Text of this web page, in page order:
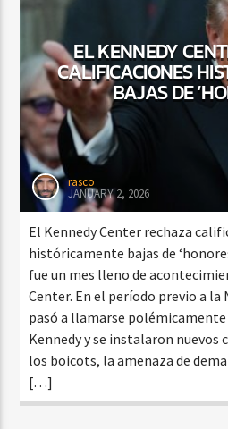
CURRENT SHOW
FIESTA DJ MIX
9:00 PM
EL KENNEDY
CALIFICACIONES
BAJAS DE
rasco
JANUARY 2, 2026
El Kennedy Center rechaza
históricamente bajas de
fue un mes lleno de
Center. En el período previo a
pasó a llamarse
Kennedy y se instalaron nuevos
los boicots, la amenaza de
[…]